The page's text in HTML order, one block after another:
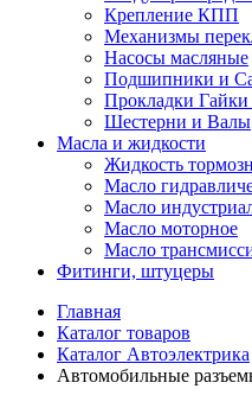
Крепление КПП
Механизмы
Насосы масляные
Подшипники и
Прокладки
Шестерни и Валы
Масла и жидкости
Жидкость
Масло
Масло
Масло моторное
Масло
Фитинги, штуцеры
Главная
Каталог товаров
Каталог Автоэлектрика
Автомобильные